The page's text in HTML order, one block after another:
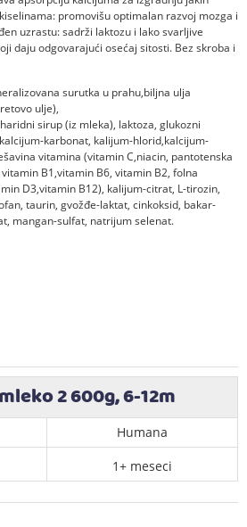
promovišu optimalan razvoj mozga i
uzrastu: sadrži laktozu i lako svarljive
daju odgovarajući osećaj sitosti. Bez skroba i
surutka u prahu,biljna ulja
ulje),
sirup (iz mleka), laktoza, glukozni
karbonat, kalijum-hlorid,kalcijum-
vitamina (vitamin C,niacin, pantotenska
B1,vitamin B6, vitamin B2, folna
D3,vitamin B12), kalijum-citrat, L-tirozin,
taurin, gvožđe-laktat, cinkoksid, bakar-
mangan-sulfat, natrijum selenat.
2 600g, 6-12m
Humana
1+ meseci